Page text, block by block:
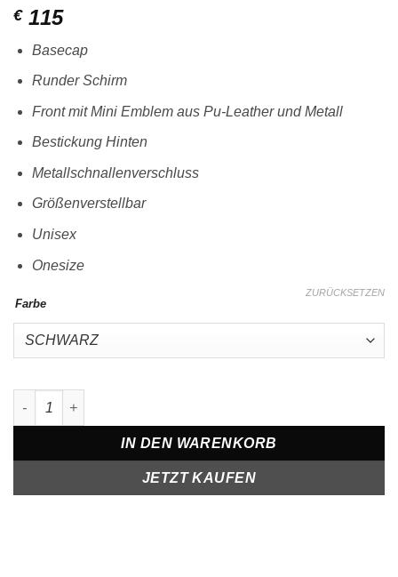
€115
Basecap
Runder Schirm
Front mit Mini Emblem aus Pu-Leather und Metall
Bestickung Hinten
Metallschnallenverschluss
Größenverstellbar
Unisex
Onesize
Farbe
ZURÜCKSETZEN
Baseball Cap mit Metall Emblem Menge
IN DEN WARENKORB
JETZT KAUFEN